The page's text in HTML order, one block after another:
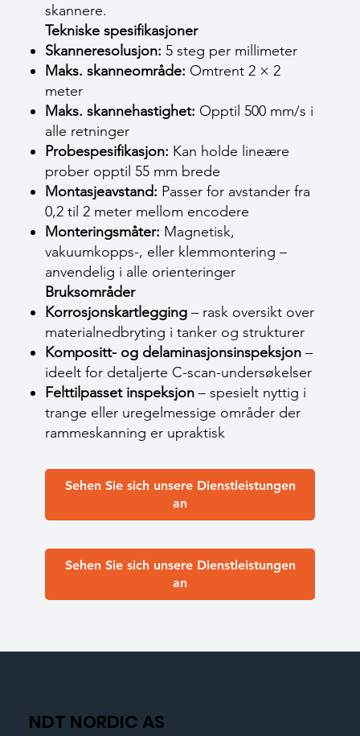
skannere.
Tekniske spesifikasjoner
Skanneresolusjon: 5 steg per millimeter
Maks. skanneområde: Omtrent 2 × 2
meter
Maks. skannehastighet: Opptil 500 mm/s i
alle retninger
Probespesifikasjon: Kan holde lineære
prober opptil 55 mm brede
Montasjeavstand: Passer for avstander fra
0,2 til 2 meter mellom encodere
Monteringsmåter: Magnetisk,
vakuumkopps-, eller klemmontering –
anvendelig i alle orienteringer
Bruksområder
Korrosjonskartlegging – rask oversikt over
materialnedbryting i tanker og strukturer
Kompositt- og delaminasjonsinspeksjon –
ideelt for detaljerte C-scan-undersøkelser
Felttilpasset inspeksjon – spesielt nyttig i
trange eller uregelmessige områder der
rammeskanning er upraktisk
Sehen Sie sich unsere Dienstleistungen
an
Sehen Sie sich unsere Dienstleistungen
an
NDT NORDIC AS